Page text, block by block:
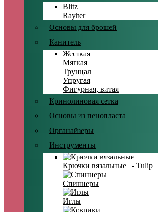
Blitz
Rayher
Основы для брошей
Канитель
Жесткая
Мягкая
Трунцал
Упругая
Фигурная, витая
Кринолиновая сетка
Основы из пенопласта
Органайзеры
Инструменты
Крючки вязальные - Tulip
Спиннеры
Иглы